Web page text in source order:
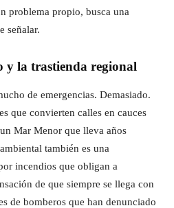
problema propio, busca una
señalar.
y la trastienda regional
de emergencias. Demasiado.
que convierten calles en cauces
Mar Menor que lleva años
también es una
incendios que obligan a
de que siempre se llega con
de bomberos que han denunciado